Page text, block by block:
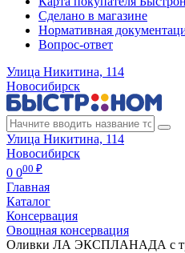
Сделано в магазине
Нормативная
Вопрос-ответ
Улица Никитина, 114
Новосибирск
Улица Никитина, 114
Новосибирск
0 000 ₽
Главная
Каталог
Консервация
Овощная консервация
Оливки ЛА ЭКСПЛАНАДА с